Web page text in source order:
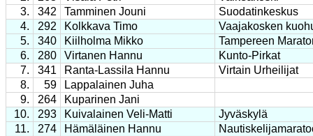
3.
342 Tamminen Jouni
Suodatinkeskus
4.
292 Kolkkava Timo
Vaajakosken
5.
340 Kiilholma Mikko
Tampereen
6.
280 Virtanen Hannu
Kunto-Pirkat
7.
341 Ranta-Lassila Hannu
Virtain Urheilijat
8.
59
Lappalainen Juha
9.
264
Kuparinen Jani
10.
293 Kuivalainen Veli-Matti
Jyväskylä
11.
274 Hämäläinen Hannu